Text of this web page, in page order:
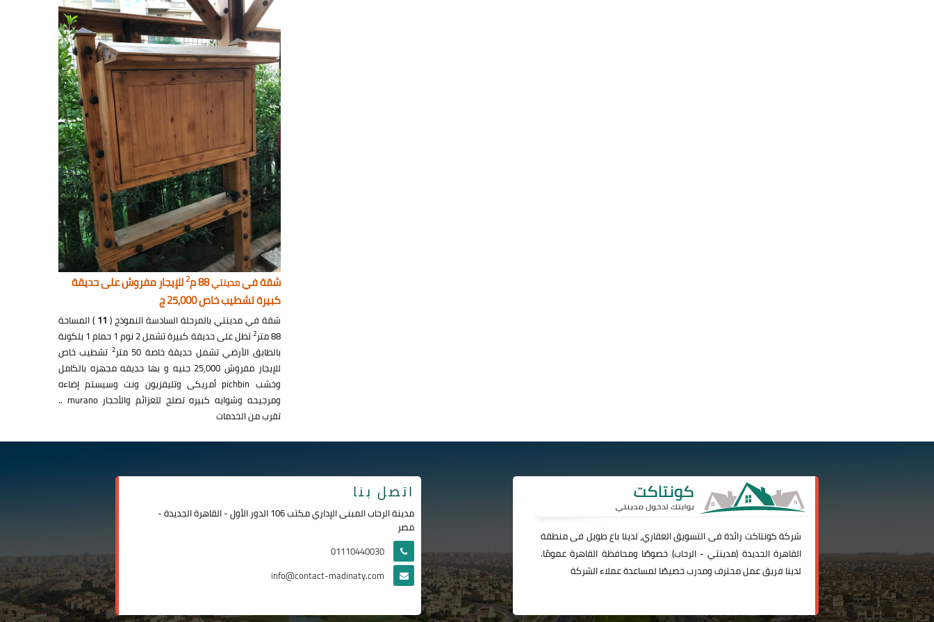
شقة فيمدينتي88 م 2للإيجار مفروش على حديقة
كبيرة تشطيب خاص 25,000 ج
شقة في مدينتي بالمرحلة السادسة النموذج ( 11 ) المساحة
88 متر
2
تطل على حديقة كبيرة تشمل 2 نوم 1 حمام 1 بلكونة
بالطابق الأرضي تشمل حديقة خاصة 50 متر
2 تشطيب خاص
للإيجار مفروش 25,000 جنيه و بها حديقه مجهزه بالكامل
وخشب pichbin أمريكى وتليفزيون ونت وسيستم إضاءه
ومرجيحه وشوايه كبيره تصلح للعزائم والأحجار murano ..
تقرب من الخدمات
شركةكونتاكت رائدة فى التسويق العقاري، لدينا باع طويل فى منطقة
القاهرة الجديدة (مدينتي-الرحاب) خصوصًا ومحافظة القاهرة عمومًا.
لدينا فريق عمل محترف ومدرب خصيصًا لمساعدة عملاء الشركة
اتصل بنا
مدينة الرحاب المبنى الإداري مكتب 106 الدور الأول - القاهرة الجديدة -
مصر
01110440030
info@contact-madinaty.com